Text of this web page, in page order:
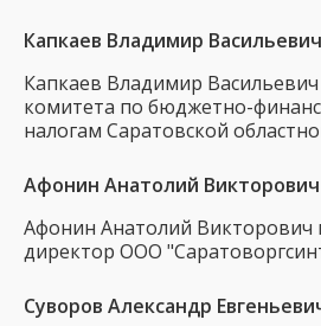
Капкаев Владимир Васильевич
Капкаев Владимир
комитета по бюджетно-
налогам Саратовской
Афонин Анатолий Викторович
Афонин Анатолий Викторович
директор ООО
Суворов Александр